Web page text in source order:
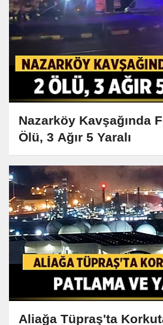
Nazarköy Kavşağında
Ölü, 3 Ağır 5 Yaralı
Aliağa Tüpraş'ta